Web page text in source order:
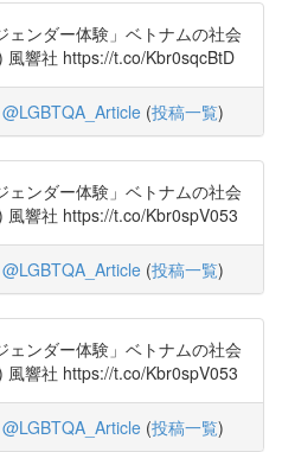
ェンダー体験」ベトナムの社会
風響社 https://t.co/Kbr0sqcBtD
@LGBTQA_Article (投稿一覧)
ェンダー体験」ベトナムの社会
風響社 https://t.co/Kbr0spV053
@LGBTQA_Article (投稿一覧)
ェンダー体験」ベトナムの社会
風響社 https://t.co/Kbr0spV053
@LGBTQA_Article (投稿一覧)